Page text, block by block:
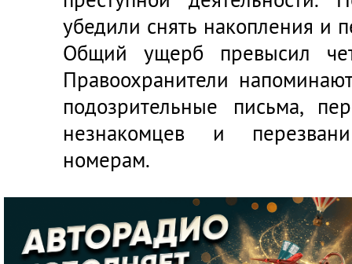
убедили снять накопления и
Общий ущерб превысил
Правоохранители
подозрительные письма,
незнакомцев и
номерам.